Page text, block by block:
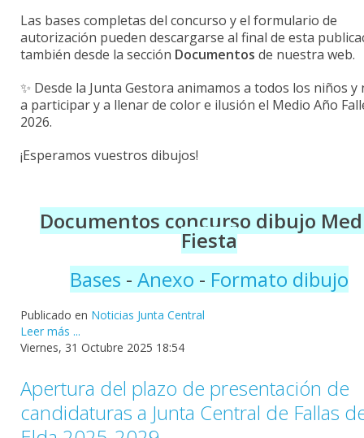
Las bases completas del concurso y el formulario de
autorización pueden descargarse al final de esta
también desde la sección Documentos de nuestra web.
✨ Desde la Junta Gestora animamos a todos los niños y
a participar y a llenar de color e ilusión el Medio Año
2026.
¡Esperamos vuestros dibujos!
Documentos concurso dibujo
Fiesta
Bases - Anexo - Formato dibujo
Publicado en Noticias Junta Central
Leer más ...
Viernes, 31 Octubre 2025 18:54
Apertura del plazo de presentación de
candidaturas a Junta Central de Fallas